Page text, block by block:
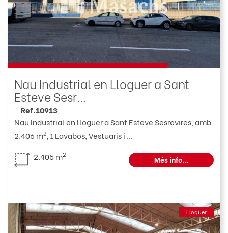
Nau Industrial en Lloguer a Sant
Esteve Sesr...
Ref.10913
Nau Industrial en lloguer a Sant Esteve Sesrovires, amb
2.406 m2 , 1 Lavabos, Vestuaris i ...
2.405 m2 Més info...
Lloguer